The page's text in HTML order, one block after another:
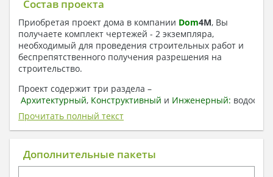
Состав проекта
Приобретая проект дома в компании Dom4M, Вы
получаете комплект чертежей - 2 экземпляра,
необходимый для проведения строительных работ и
беспрепятственного получения разрешения на
строительство.
Проект содержит три раздела –
Архитектурный, Конструктивный и Инженерный:
отопление, вентиляция, канализация,
электроснабжение (приобретается за дополнительную
плату) + Пояснительная записка.
1. Архитектурный раздел:
Прочитать полный текст
Дополнительные пакеты